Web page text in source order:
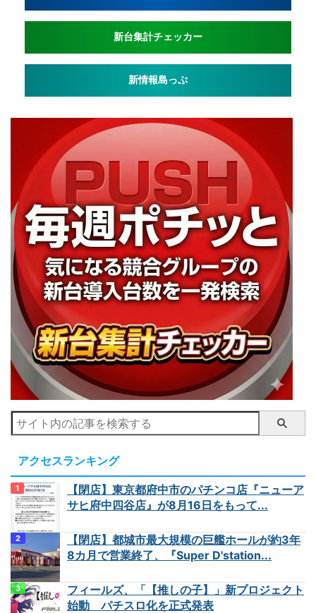
新台集計チェッカー
新情報島っぷ
アクセスランキング
【閉店】東京都府中市のパチンコ店『ニューア
サヒ府中四谷店』が8月16日をもって...
【閉店】都城市最大規模の巨艦ホールが約3年
8カ月で営業終了、『Super D'station...
フィールズ、「【推しの子】」新プロジェクト
始動 パチスロ化を正式発表